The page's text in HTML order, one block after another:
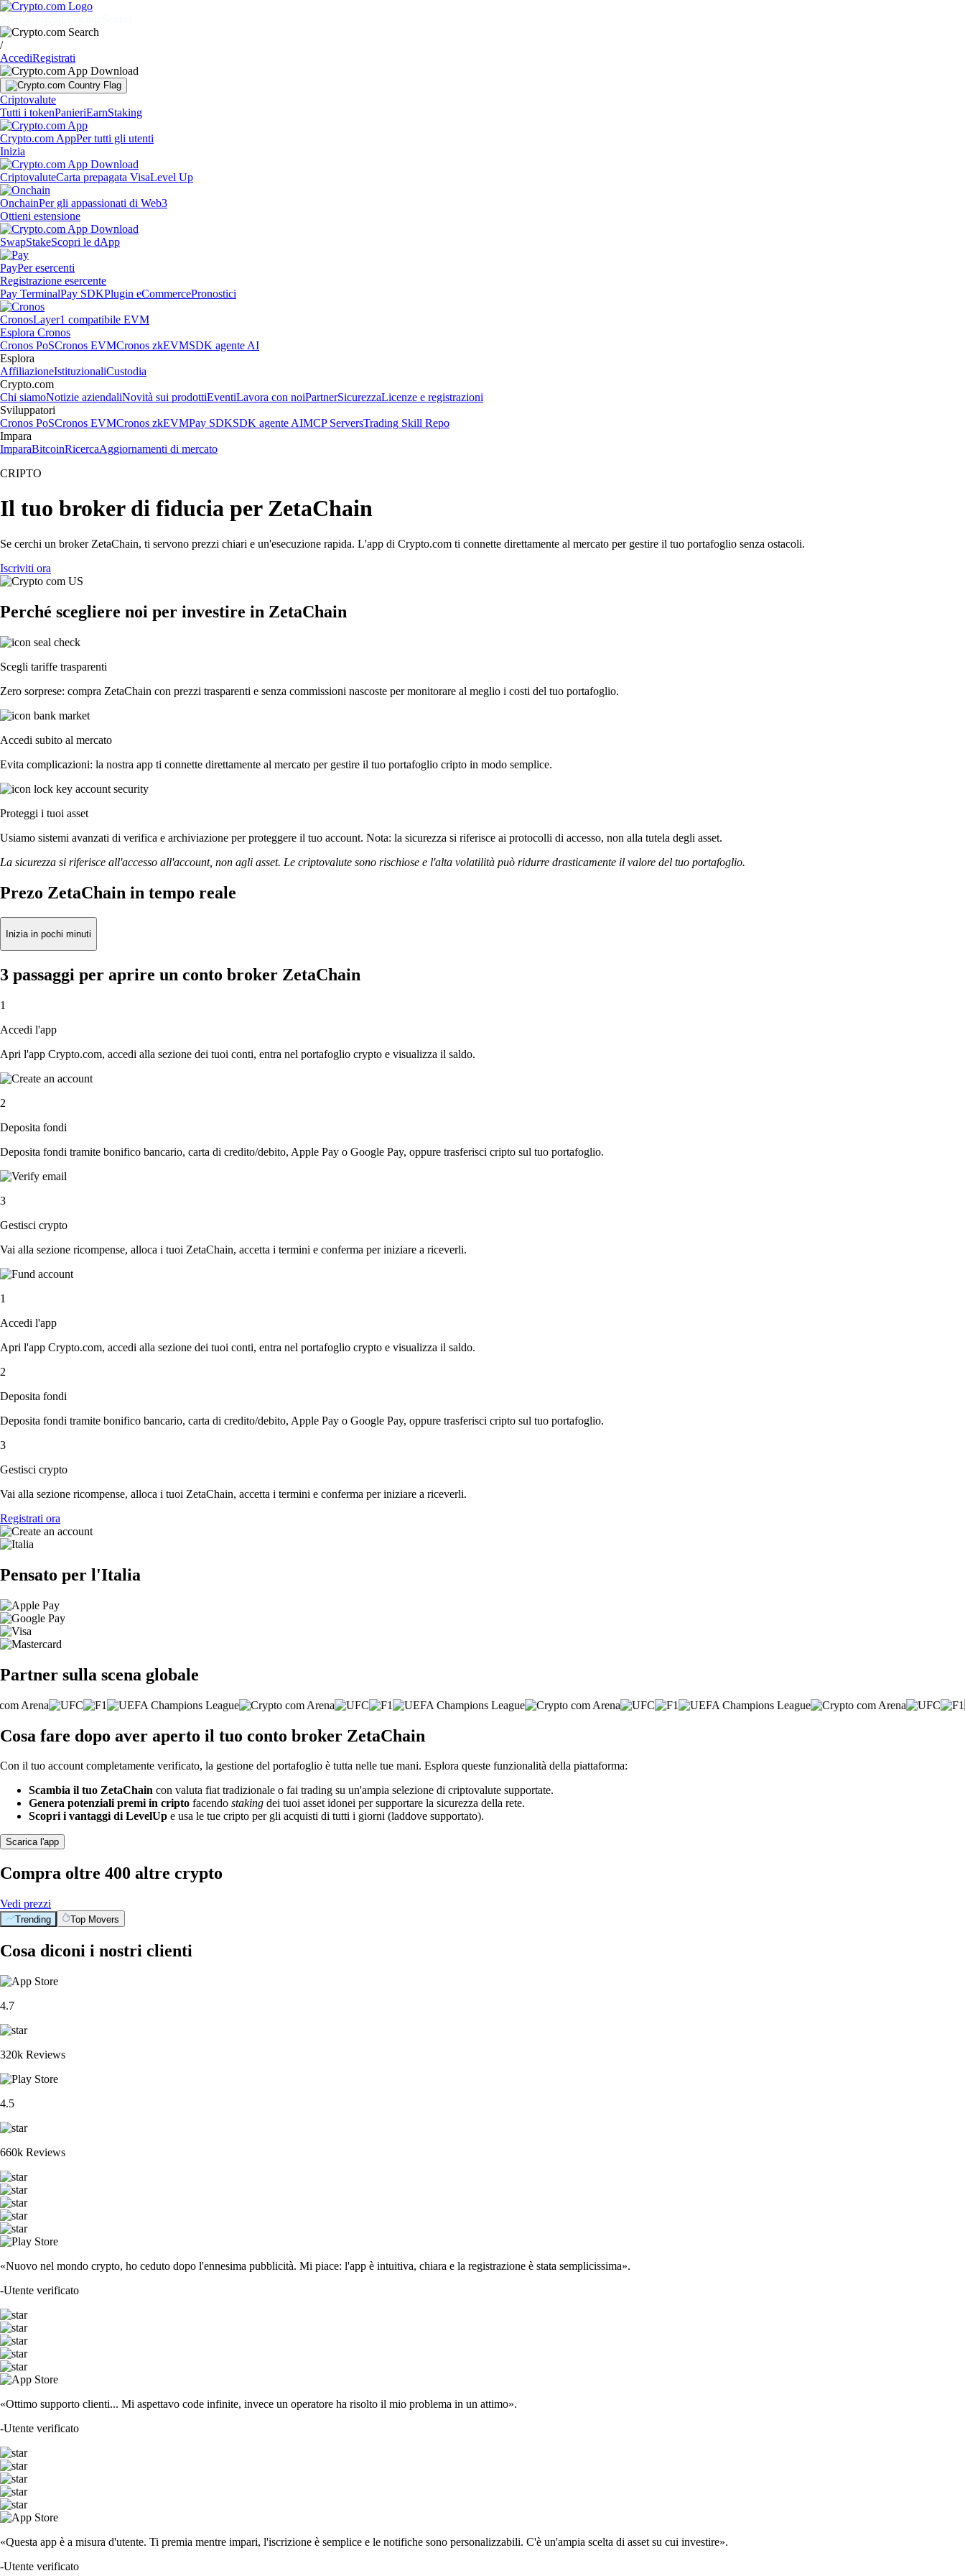
/
AccediRegistrati
Criptovalute
Tutti i tokenPanieriEarnStaking
Crypto.com AppPer tutti gli utenti
Inizia
CriptovaluteCarta prepagata VisaLevel Up
OnchainPer gli appassionati di Web3
Ottieni estensione
SwapStakeScopri le dApp
PayPer esercenti
Registrazione esercente
Pay TerminalPay SDKPlugin eCommercePronostici
CronosLayer1 compatibile EVM
Esplora Cronos
Cronos PoSCronos EVMCronos zkEVMSDK agente AI
Esplora
AffiliazioneIstituzionaliCustodia
Crypto.com
Chi siamoNotizie aziendaliNovità sui prodottiEventiLavora con noiPartnerSicurezzaLicenze e registrazioni
Sviluppatori
Cronos PoSCronos EVMCronos zkEVMPay SDKSDK agente AIMCP ServersTrading Skill Repo
Impara
ImparaBitcoinRicercaAggiornamenti di mercato
CRIPTO
Il tuo broker di fiducia per ZetaChain
Se cerchi un broker ZetaChain, ti servono prezzi chiari e un'esecuzione rapida. L'app di Crypto.com ti connette direttamente al mercato per gestire il tuo portafoglio senza ostacoli.
Iscriviti ora
Perché scegliere noi per investire in ZetaChain
Scegli tariffe trasparenti
Zero sorprese: compra ZetaChain con prezzi trasparenti e senza commissioni nascoste per monitorare al meglio i costi del tuo portafoglio.
Accedi subito al mercato
Evita complicazioni: la nostra app ti connette direttamente al mercato per gestire il tuo portafoglio cripto in modo semplice.
Proteggi i tuoi asset
Usiamo sistemi avanzati di verifica e archiviazione per proteggere il tuo account. Nota: la sicurezza si riferisce ai protocolli di accesso, non alla tutela degli asset.
La sicurezza si riferisce all'accesso all'account, non agli asset. Le criptovalute sono rischiose e l'alta volatilità può ridurre drasticamente il valore del tuo portafoglio.
Prezo ZetaChain in tempo reale
Inizia in pochi minuti
3 passaggi per aprire un conto broker ZetaChain
1
Accedi l'app
Apri l'app Crypto.com, accedi alla sezione dei tuoi conti, entra nel portafoglio crypto e visualizza il saldo.
2
Deposita fondi
Deposita fondi tramite bonifico bancario, carta di credito/debito, Apple Pay o Google Pay, oppure trasferisci cripto sul tuo portafoglio.
3
Gestisci crypto
Vai alla sezione ricompense, alloca i tuoi ZetaChain, accetta i termini e conferma per iniziare a riceverli.
1
Accedi l'app
Apri l'app Crypto.com, accedi alla sezione dei tuoi conti, entra nel portafoglio crypto e visualizza il saldo.
2
Deposita fondi
Deposita fondi tramite bonifico bancario, carta di credito/debito, Apple Pay o Google Pay, oppure trasferisci cripto sul tuo portafoglio.
3
Gestisci crypto
Vai alla sezione ricompense, alloca i tuoi ZetaChain, accetta i termini e conferma per iniziare a riceverli.
Registrati ora
Pensato per l'Italia
Partner sulla scena globale
Cosa fare dopo aver aperto il tuo conto broker ZetaChain
Con il tuo account completamente verificato, la gestione del portafoglio è tutta nelle tue mani. Esplora queste funzionalità della piattaforma:
Scambia il tuo ZetaChain con valuta fiat tradizionale o fai trading su un'ampia selezione di criptovalute supportate.
Genera potenziali premi in cripto facendo staking dei tuoi asset idonei per supportare la sicurezza della rete.
Scopri i vantaggi di LevelUp e usa le tue cripto per gli acquisti di tutti i giorni (laddove supportato).
Scarica l'app
Compra oltre 400 altre crypto
Vedi prezzi
Trending Top Movers
Cosa diconi i nostri clienti
4.7
320k Reviews
4.5
660k Reviews
«Nuovo nel mondo crypto, ho ceduto dopo l'ennesima pubblicità. Mi piace: l'app è intuitiva, chiara e la registrazione è stata semplicissima».
-Utente verificato
«Ottimo supporto clienti... Mi aspettavo code infinite, invece un operatore ha risolto il mio problema in un attimo».
-Utente verificato
«Questa app è a misura d'utente. Ti premia mentre impari, l'iscrizione è semplice e le notifiche sono personalizzabili. C'è un'ampia scelta di asset su cui investire».
-Utente verificato